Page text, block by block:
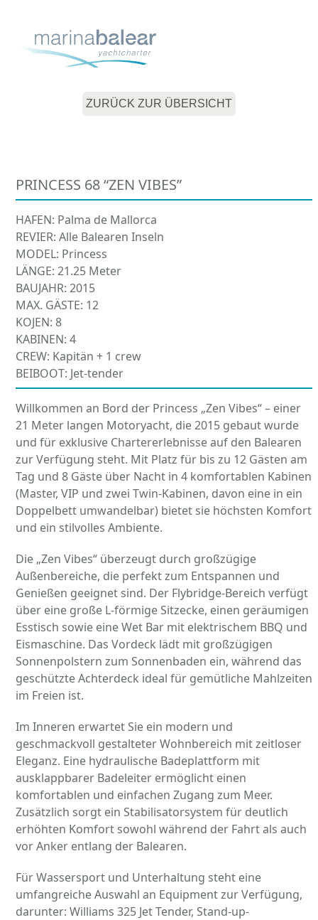
contentmobile
menu
mobile
menu
ZURÜCK ZUR ÜBERSICHT
PRINCESS 68 “ZEN VIBES”
HAFEN: Palma de Mallorca
REVIER: Alle Balearen Inseln
MODEL: Princess
LÄNGE: 21.25 Meter
BAUJAHR: 2015
MAX. GÄSTE: 12
KOJEN: 8
KABINEN: 4
CREW: Kapitän + 1 crew
BEIBOOT: Jet-tender
Willkommen an Bord der Princess „Zen Vibes“ – einer
21 Meter langen Motoryacht, die 2015 gebaut wurde
und für exklusive Chartererlebnisse auf den Balearen
zur Verfügung steht. Mit Platz für bis zu 12 Gästen am
Tag und 8 Gäste über Nacht in 4 komfortablen Kabinen
(Master, VIP und zwei Twin-Kabinen, davon eine in ein
Doppelbett umwandelbar) bietet sie höchsten Komfort
und ein stilvolles Ambiente.
Die „Zen Vibes“ überzeugt durch großzügige
Außenbereiche, die perfekt zum Entspannen und
Genießen geeignet sind. Der Flybridge-Bereich verfügt
über eine große L-förmige Sitzecke, einen geräumigen
Esstisch sowie eine Wet Bar mit elektrischem BBQ und
Eismaschine. Das Vordeck lädt mit großzügigen
Sonnenpolstern zum Sonnenbaden ein, während das
geschützte Achterdeck ideal für gemütliche Mahlzeiten
im Freien ist.
Im Inneren erwartet Sie ein modern und
geschmackvoll gestalteter Wohnbereich mit zeitloser
Eleganz. Eine hydraulische Badeplattform mit
ausklappbarer Badeleiter ermöglicht einen
komfortablen und einfachen Zugang zum Meer.
Zusätzlich sorgt ein Stabilisatorsystem für deutlich
erhöhten Komfort sowohl während der Fahrt als auch
vor Anker entlang der Balearen.
Für Wassersport und Unterhaltung steht eine
umfangreiche Auswahl an Equipment zur Verfügung,
darunter: Williams 325 Jet Tender, Stand-up-